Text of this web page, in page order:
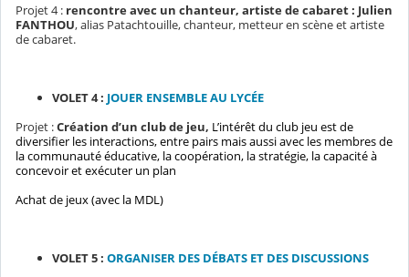
Projet 4 : rencontre avec un chanteur, artiste de cabaret : Julien
FANTHOU, alias Patachtouille, chanteur, metteur en scène et artiste
de cabaret.
VOLET 4 : JOUER ENSEMBLE AU LYCÉE
Projet :Création d’un club de jeu, L’intérêt du club jeu est de
diversifier les interactions, entre pairs mais aussi avec les membres de
la communauté éducative, la coopération, la stratégie, la capacité à
concevoir et exécuter un plan
Achat de jeux (avec la MDL)
VOLET 5 : ORGANISER DES DÉBATS ET DES DISCUSSIONS